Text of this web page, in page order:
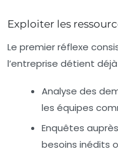
Exploiter les
Le premier réflexe
l’entreprise détient déjà
Analyse des
les équipes
Enquêtes
besoins inédits